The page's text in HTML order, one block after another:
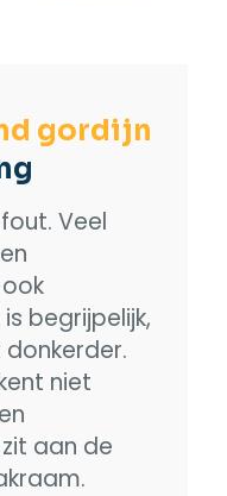
gordijn
Veel
begrijpelijk,
niet
aan de